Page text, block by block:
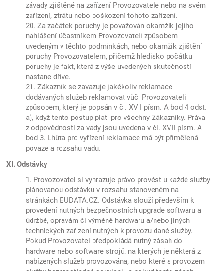
závady zjištěné na zařízení Provozovatele nebo na svém
zařízení, ztrátu nebo poškození tohoto zařízení.
20. Za začátek poruchy je považován okamžik jejího
nahlášení účastníkem Provozovateli způsobem
uvedeným v těchto podmínkách, nebo okamžik zjištění
poruchy Provozovatelem, přičemž hledisko počátku
poruchy je fakt, která z výše uvedených skutečností
nastane dříve.
21. Zákazník se zavazuje jakékoliv reklamace
dodávaných služeb reklamovat vůči Provozovateli
způsobem, který je popsán v čl. XVII písm. A bod 4 odst.
a), když tento postup platí pro všechny Zákazníky. Práva
z odpovědnosti za vady jsou uvedena v čl. XVII písm. A
bod 3. Lhůta pro vyřízení reklamace má být přiměřená
povaze a rozsahu vadu.
XI. Odstávky
1. Provozovatel si vyhrazuje právo provést u každé služby
plánovanou odstávku v rozsahu stanoveném na
stránkách EUDATA.CZ. Odstávka slouží především k
provedení nutných bezpečnostních upgrade softwaru a
údržbě, opravám či výměně hardwaru a/nebo jiných
technických zařízení nutných k provozu dané služby.
Pokud Provozovatel předpokládá nutný zásah do
hardware nebo software strojů, na kterých je některá z
nabízených služeb provozována, nebo které s provozem